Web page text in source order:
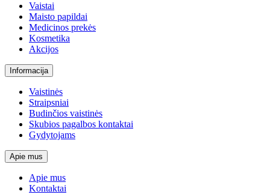
Vaistai
Maisto papildai
Medicinos prekės
Kosmetika
Akcijos
Informacija
Vaistinės
Straipsniai
Budinčios vaistinės
Skubios pagalbos kontaktai
Gydytojams
Apie mus
Apie mus
Kontaktai